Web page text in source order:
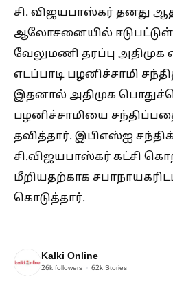
சி. விஜயபாஸ்கர் தனது
ஆலோசனையில்
வேலுமணி தரப்பு
எடப்பாடி பழனிச்சாமி
இதனால் அதிமுக
பழனிச்சாமியை
தவித்தார். இபிஎஸ்ஐ
சி.விஜயபாஸ்கர் கட்சி
மீறியதற்காக
கொடுத்தார்.
Kalki Online
26k followers 62k Stories